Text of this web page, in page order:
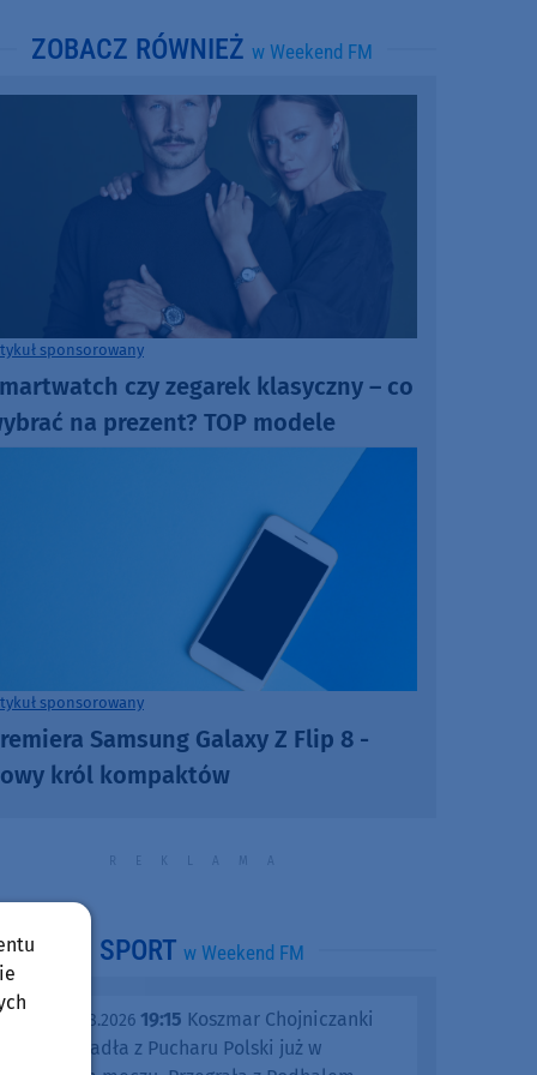
ZOBACZ RÓWNIEŻ w Weekend FM
sponsorowany
czy zegarek klasyczny – co
na prezent? TOP modele
sponsorowany
Samsung Galaxy Z Flip 8 -
król kompaktów
SPORT w Weekend FM
środa, 05.08.2026 19:15 Koszmar Chojniczanki
trwa. Odpadła z Pucharu Polski już w